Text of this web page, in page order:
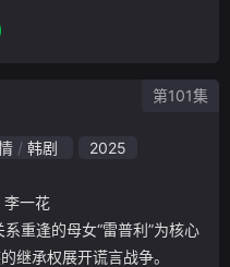
孩子的父亲通过清醒梦在梦
惊悚片。
韩剧
2025
李一花
继承权展开谎言战争。
第101集